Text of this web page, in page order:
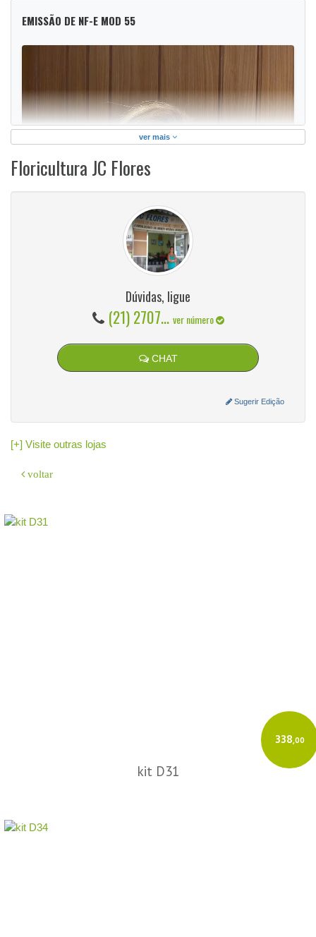
EMISSÃO DE NF-E MOD 55
ver mais
Floricultura JC Flores
Dúvidas, ligue
(21) 2707... ver número
CHAT
Sugerir Edição
[+] Visite outras lojas
voltar
338,00
kit D31